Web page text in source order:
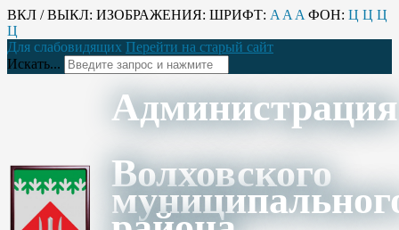
ВКЛ / ВЫКЛ: ИЗОБРАЖЕНИЯ: ШРИФТ: A A A ФОН: Ц Ц Ц
Ц
Для слабовидящих Перейти на старый сайт
Искать...
Администрация
Волховского